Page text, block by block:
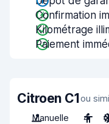
Confirmation
Kilométrage
Paiement
Citroen C1ou
Manuelle
4